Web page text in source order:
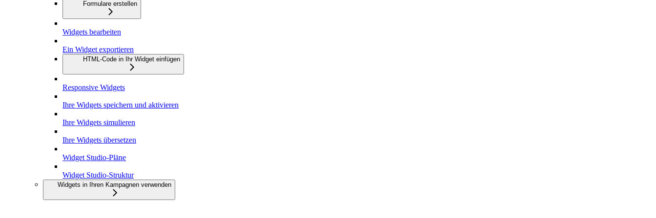
Formulare erstellen
Widgets bearbeiten
Ein Widget exportieren
HTML-Code in Ihr Widget einfügen
Responsive Widgets
Ihre Widgets speichern und aktivieren
Ihre Widgets simulieren
Ihre Widgets übersetzen
Widget Studio-Pläne
Widget Studio-Struktur
Widgets in Ihren Kampagnen verwenden